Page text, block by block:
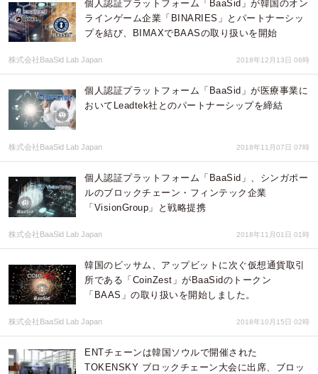
個人認証プラットフォーム「BaaSid」が韓国のオン
ラインゲーム企業「BINARIES」とパートナーシッ
プを結び、BIMAXでBAASの取り扱いを開始
株式会社BaaSid Lab Japan 2018年12月13日 06時
個人認証プラットフォーム「BaaSid」が医療事業に
おいてLeadtek社とのパートナーシップを締結
株式会社BaaSid Lab Japan 2018年11月07日 07時
個人認証プラットフォーム「BaaSid」、シンガポー
ルのブロックチェーン・フィンテック企業
「VisionGroup」と戦略提携
株式会社BaaSid Lab Japan 2018年11月01日 01時
韓国のビッサム、アップビットに次ぐ仮想通貨取引
所である「CoinZest」がBaaSidのトークン
「BAAS」の取り扱いを開始しました。
株式会社BaaSid Lab Japan 2018年10月15日 02時
ENTチェーンは韓国ソウルで開催された
TOKENSKY ブロックチェーン大会に出席、ブロッ